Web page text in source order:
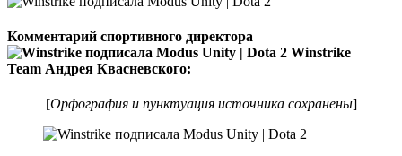
Комментарий спортивного директора
Winstrike
Team Андрея Квасневского:
[Орфография и пунктуация источника сохранены]